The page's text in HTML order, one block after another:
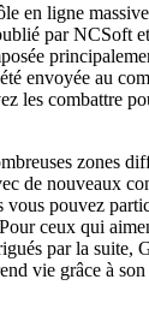
en ligne
par NCSoft
envoyée au
les combattre
zones
de nouveaux
vous pouvez
ceux qui
par la suite,
vie grâce à